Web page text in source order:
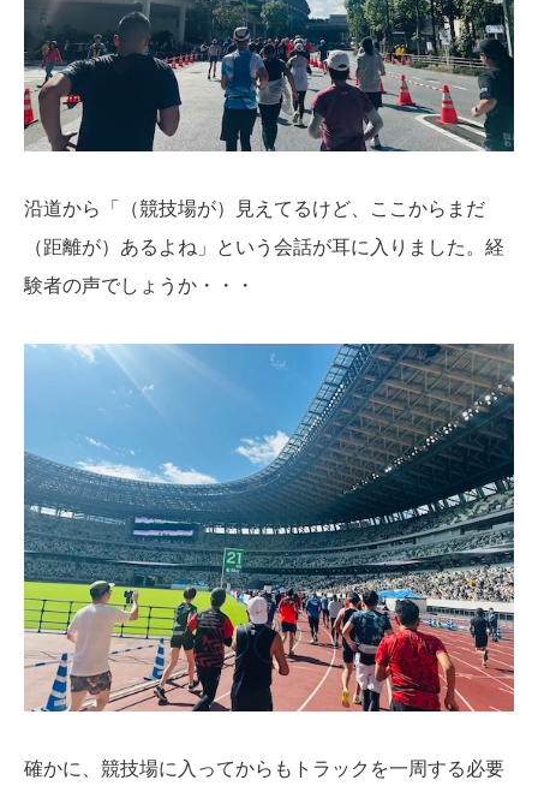
沿道から「（競技場が）見えてるけど、ここからまだ
（距離が）あるよね」という会話が耳に入りました。経
験者の声でしょうか・・・
確かに、競技場に入ってからもトラックを一周する必要